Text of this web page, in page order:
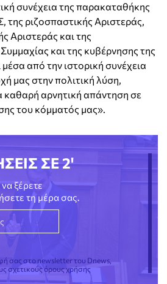
συνέχεια της παρακαταθήκης
ριζοσπαστικής Αριστεράς,
Αριστεράς και της
και της κυβέρνησης της
από την ιστορική συνέχεια
μας στην πολιτική λύση,
καθαρή αρνητική απάντηση σε
του κόμματός μας».
ΣΕ 2'
ξέρετε
τη μέρα σας.
σας στο newsletter του Dnews,
σχετικούς όρους χρήσης